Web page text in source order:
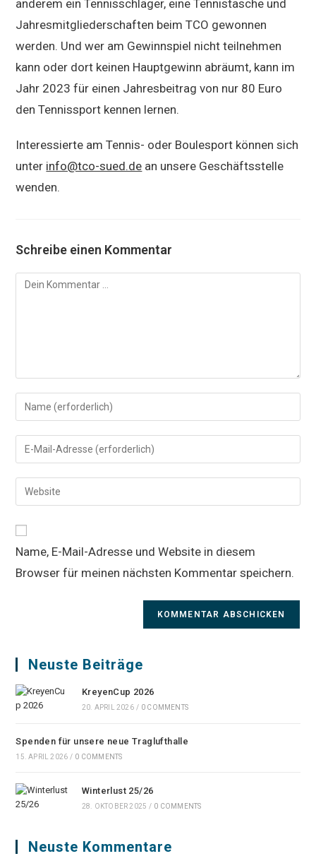
anderem ein Tennisschläger, eine Tennistasche und
Jahresmitgliederschaften beim TCO gewonnen
werden. Und wer am Gewinnspiel nicht teilnehmen
kann oder dort keinen Hauptgewinn abräumt, kann im
Jahr 2023 für einen Jahresbeitrag von nur 80 Euro
den Tennissport kennen lernen.
Interessierte am Tennis- oder Boulesport können sich
unter info@tco-sued.de an unsere Geschäftsstelle
wenden.
Schreibe einen Kommentar
Kommentar
Gib
deinen
Namen
oder
zum
Kommentieren
ein
Gib
deine
E-
Mail-
Kommentieren
ein
Gib
deine
URL
ein
(optional)
Name, E-Mail-Adresse und Website in diesem
Browser für meinen nächsten Kommentar speichern.
Neuste Beiträge
KreyenCup 2026
20. APRIL 2026 / 0 COMMENTS
Spenden für unsere neue Traglufthalle
15. APRIL 2026 / 0 COMMENTS
Winterlust 25/26
28. OKTOBER 2025 / 0 COMMENTS
Neuste Kommentare